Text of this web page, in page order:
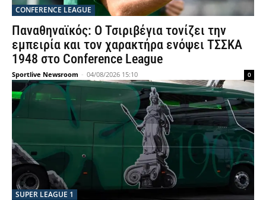
CONFERENCE LEAGUE
Παναθηναϊκός: Ο Τσιριβέγια τονίζει την
εμπειρία και τον χαρακτήρα ενόψει ΤΣΣΚΑ
1948 στο Conference League
Sportlive Newsroom - 04/08/2026 15:10 0
SUPER LEAGUE 1